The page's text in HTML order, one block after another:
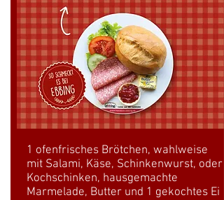
1 ofenfrisches Brötchen, wahlweise
mit Salami, Käse, Schinkenwurst, oder
Kochschinken, hausgemachte
Marmelade, Butter und 1 gekochtes Ei